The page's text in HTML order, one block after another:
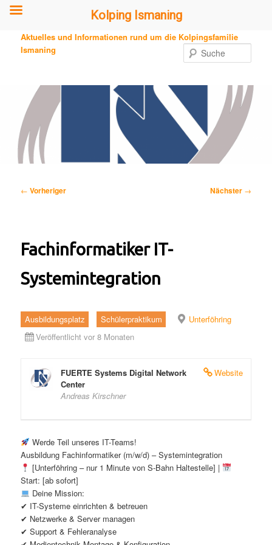
primären
Aktuelles und Informationen rund um die Kolpingsfamilie
Ismaning
Beitragsnavigation
← Vorheriger Nächster →
Fachinformatiker IT-
Systemintegration
Ausbildungsplatz Schülerpraktikum
Unterföhring
Veröffentlicht vor 8 Monaten
Website
FUERTE Systems Digital Network
Center
Andreas Kirschner
Werde Teil unseres IT-Teams!
Ausbildung Fachinformatiker (m/w/d) – Systemintegration
[Unterföhring – nur 1 Minute von S-Bahn Haltestelle] |
Start: [ab sofort]
Deine Mission:
✔ IT-Systeme einrichten & betreuen
✔ Netzwerke & Server managen
✔ Support & Fehleranalyse
Kolping Ismaning